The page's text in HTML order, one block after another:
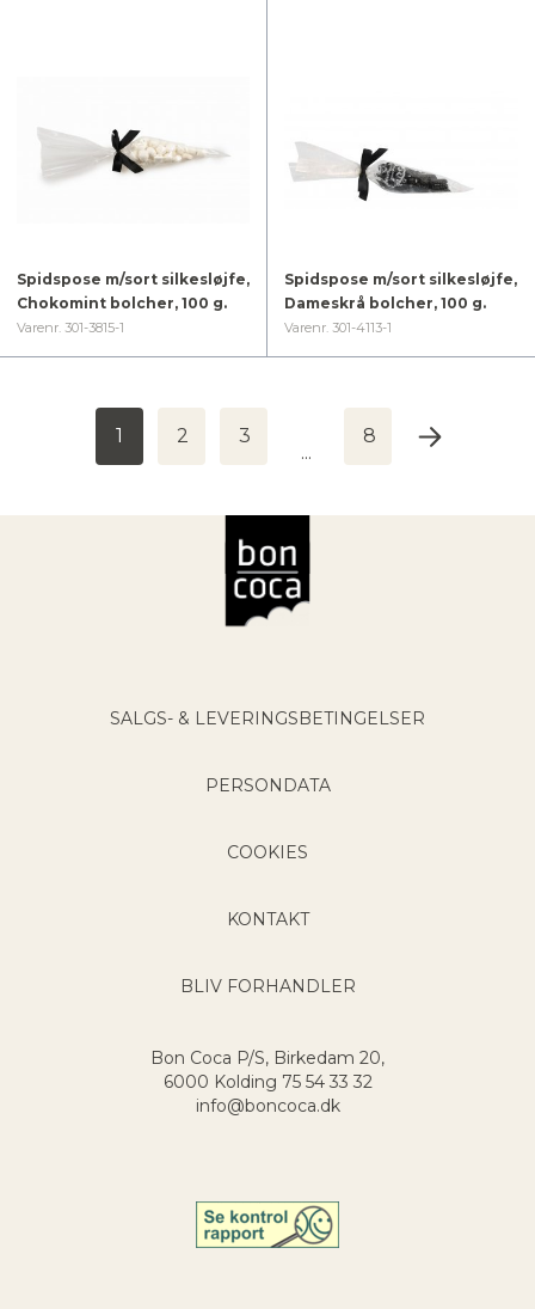
Varenr. 301-3815-1
Spidspose m/sort silkesløjfe,
Chokomint bolcher, 100 g.
Varenr. 301-4113-1
Spidspose m/sort silkesløjfe,
Dameskrå bolcher, 100 g.
1 2 3
...
8
SALGS- & LEVERINGSBETINGELSER
PERSONDATA
COOKIES
KONTAKT
BLIV FORHANDLER
Bon Coca P/S, Birkedam 20,
6000 Kolding 75 54 33 32
info@boncoca.dk